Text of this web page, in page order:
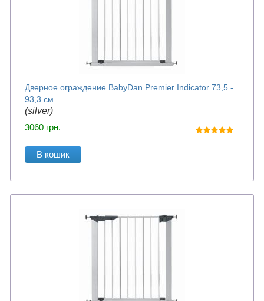
Дверное ограждение BabyDan Premier Indicator 73,5 -
93,3 см
(silver)
3060 грн.
В кошик